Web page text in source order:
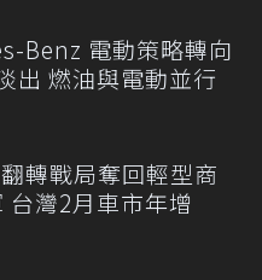
Benz 電動策略轉向
出 燃油與電動並行
轉戰局奪回輕型商
台灣2月車市年增